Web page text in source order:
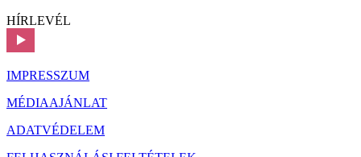
HÍRLEVÉL
IMPRESSZUM
MÉDIAAJÁNLAT
ADATVÉDELEM